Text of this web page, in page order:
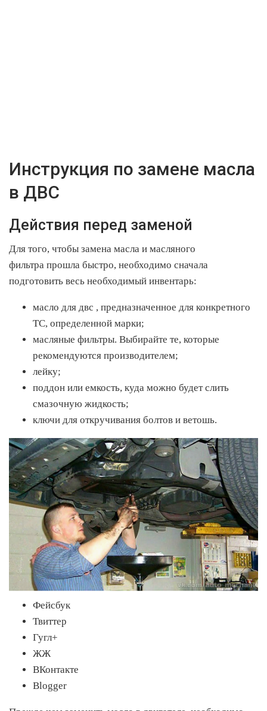
Инструкция по замене масла
в ДВС
Действия перед заменой
Для того, чтобы замена масла и масляного
фильтра прошла быстро, необходимо сначала
подготовить весь необходимый инвентарь:
масло для двс , предназначенное для конкретного
ТС, определенной марки;
масляные фильтры. Выбирайте те, которые
рекомендуются производителем;
лейку;
поддон или емкость, куда можно будет слить
смазочную жидкость;
ключи для откручивания болтов и ветошь.
Фейсбук
Твиттер
Гугл+
ЖЖ
ВКонтакте
Blogger